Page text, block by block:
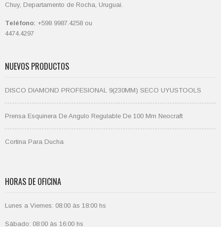
Chuy, Departamento de Rocha, Uruguai.
Teléfono: +598 9987.4258 ou
4474.4297
NUEVOS PRODUCTOS
DISCO DIAMOND PROFESIONAL 9(230MM) SECO UYUSTOOLS
Prensa Esquinera De Angulo Regulable De 100 Mm Neocraft
Cortina Para Ducha
HORAS DE OFICINA
Lunes a Viernes: 08:00 às 18:00 hs
Sábado: 08:00 às 16:00 hs